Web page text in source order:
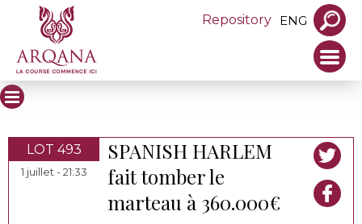
Repository ENG
LOT 493
1 juillet - 21:33
SPANISH HARLEM
fait tomber le
marteau à 360.000€